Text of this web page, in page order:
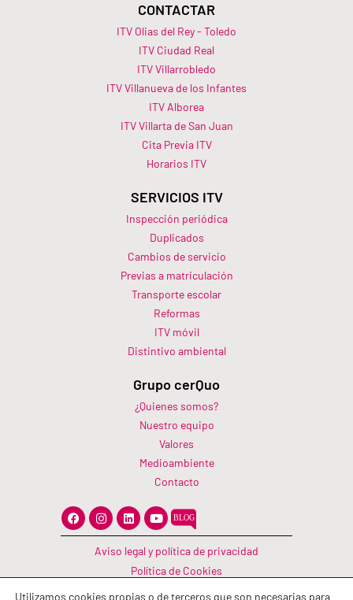
CONTACTAR
ITV Olias del Rey - Toledo
ITV Ciudad Real
ITV Villarrobledo
ITV Villanueva de los Infantes
ITV Alborea
ITV Villarta de San Juan
Cita Previa ITV
Horarios ITV​
SERVICIOS ITV
Inspección periódica
Duplicados
Cambios de servicio
Previas a matriculación
Transporte escolar
Reformas
ITV móvil
Distintivo ambiental
Grupo cerQuo
¿Quienes somos?
Nuestro equipo
Valores
Medioambiente
Contacto
F
a
c
o
k
I
n
s
t
a
r
a
L
i
n
k
e
d
i
n
Y
o
u
t
u
b
e
Aviso legal y política de privacidad
Política de Cookies
Canal Información
Utilizamos cookies propias o de terceros que son necesarias para